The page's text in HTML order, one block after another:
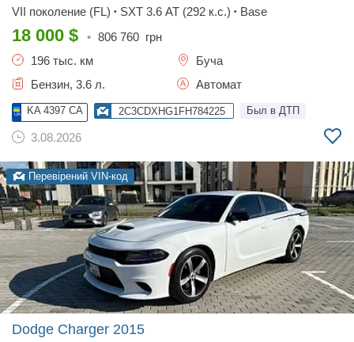
VII поколение (FL) • SXT 3.6 AT (292 к.с.) • Base
18 000 $ • 806 760 грн
196 тыс. км
Буча
Бензин, 3.6 л.
Автомат
KA 4397 CA 2C3CDXHG1FH784225 Был в ДТП
3.08.2026
Перевірений VIN-код
Dodge Charger 2015